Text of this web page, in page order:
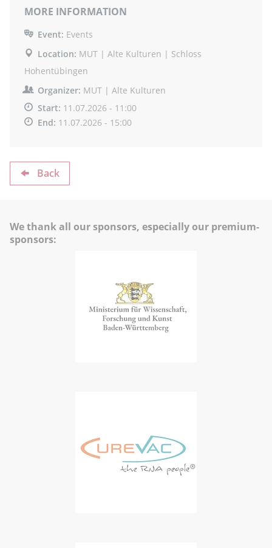
MORE INFORMATION
Event: Events
Location: MUT | Alte Kulturen | Schloss
Hohentübingen
Organizer: MUT | Alte Kulturen
Start: 11.07.2026 - 11:00
End: 11.07.2026 - 15:00
Back
We thank all our sponsors, especially our premium-
sponsors: